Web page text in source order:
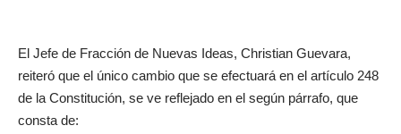
El Jefe de Fracción de Nuevas Ideas, Christian Guevara,
reiteró que el único cambio que se efectuará en el artículo 248
de la Constitución, se ve reflejado en el según párrafo, que
consta de: